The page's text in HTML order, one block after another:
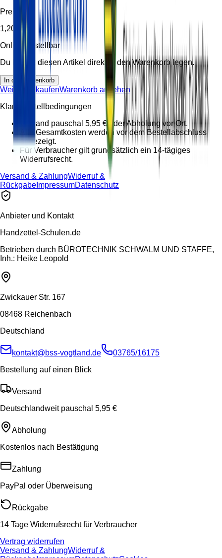
Preis
1,20 €
Online bestellbar
Du kannst diesen Artikel direkt in den Warenkorb legen.
In den Warenkorb
Weiter einkaufenWarenkorb ansehen
Klare Bestellbedingungen
Versand pauschal 5,95 € oder Abholung vor Ort.
Alle Gesamtkosten werden vor dem Bestellabschluss
angezeigt.
Für Verbraucher gilt grundsätzlich ein 14-tägiges
Widerrufsrecht.
Versand & ZahlungWiderruf &
Rückgabe ImpressumDatenschutz
Anbieter und Kontakt
Handzettel-Schulen.de
Betrieben durch BÜROTECHNIK SCHWALM UND STAFFE,
Inh.: Heike Leopold
Zwickauer Str. 167
08468 Reichenbach
Deutschland
kontakt@bss-vogtland.de
03765/16175
Bestellung auf einen Blick
Versand
Deutschlandweit pauschal 5,95 €
Abholung
Kostenlos nach Bestätigung
Zahlung
PayPal oder Überweisung
Rückgabe
14 Tage Widerrufsrecht für Verbraucher
Vertrag widerrufen
Versand & ZahlungWiderruf &